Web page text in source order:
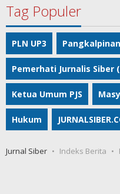
Tag Populer
PLN UP3
Pemerhati Jurnalis Siber
Ketua Umum PJS
Hukum
Jurnal Siber Indeks Berita